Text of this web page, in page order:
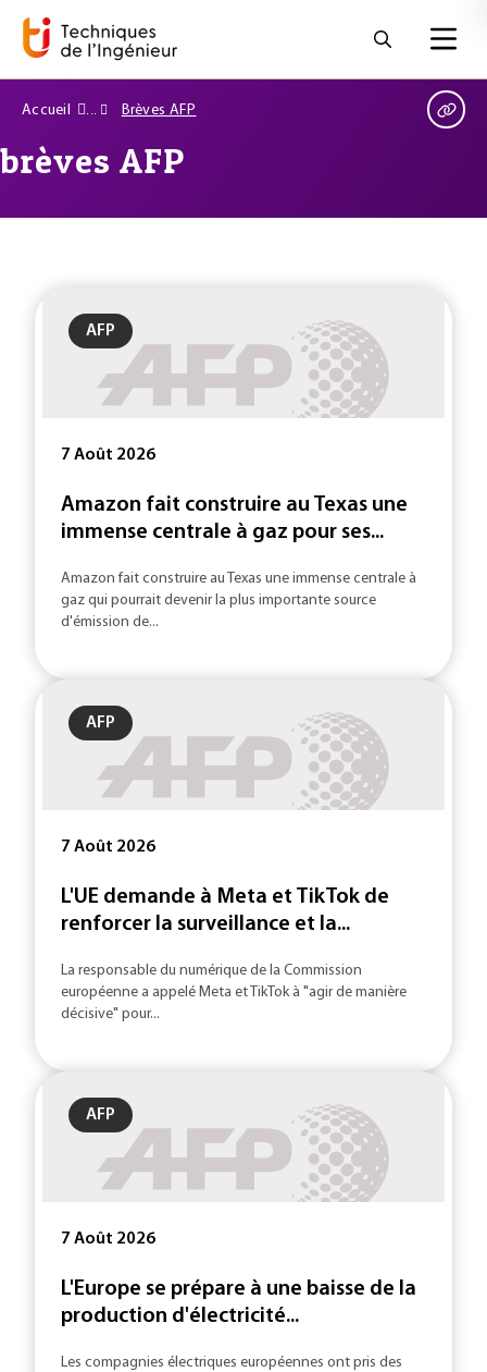
Accueil Brèves AFP
brèves AFP
AFP
7 Août 2026
Amazon fait construire au Texas une
immense centrale à gaz pour ses...
Amazon fait construire au Texas une immense centrale à
gaz qui pourrait devenir la plus importante source
d'émission de...
AFP
7 Août 2026
L'UE demande à Meta et TikTok de
renforcer la surveillance et la...
La responsable du numérique de la Commission
européenne a appelé Meta et TikTok à "agir de manière
décisive" pour...
AFP
7 Août 2026
L'Europe se prépare à une baisse de la
production d'électricité...
Les compagnies électriques européennes ont pris des